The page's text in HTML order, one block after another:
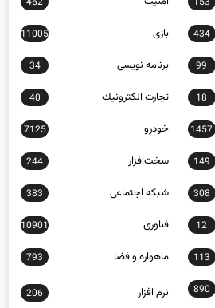
434 بازی 11005
99 برنامه نويسی 34
18 تجارت الكترونيك 40
1457 خودرو 7125
149 سخت‌افزار 244
308 شبكه اجتماعی 383
12 فناوری 10901
113 ماهواره و فضا 793
890
206
307